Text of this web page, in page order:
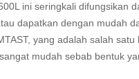
ini seringkali
dapatkan dengan mudah
yang adalah salah
mudah sebab bentuk